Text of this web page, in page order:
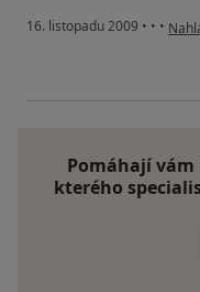
16. listopadu 2009 • • •
Pomáhají
kterého